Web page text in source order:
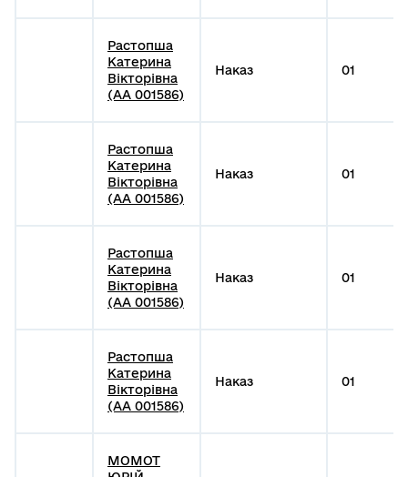
Растопша
Катерина
Вікторівна
(АА 001586)
Наказ 01
Растопша
Катерина
Вікторівна
(АА 001586)
Наказ 01
Растопша
Катерина
Вікторівна
(АА 001586)
Наказ 01
Растопша
Катерина
Вікторівна
(АА 001586)
Наказ 01
МОМОТ